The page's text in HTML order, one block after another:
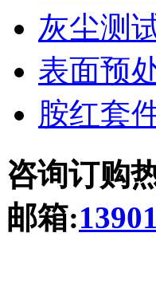
灰尘测
表面预
胺红套
咨询订购
邮箱: